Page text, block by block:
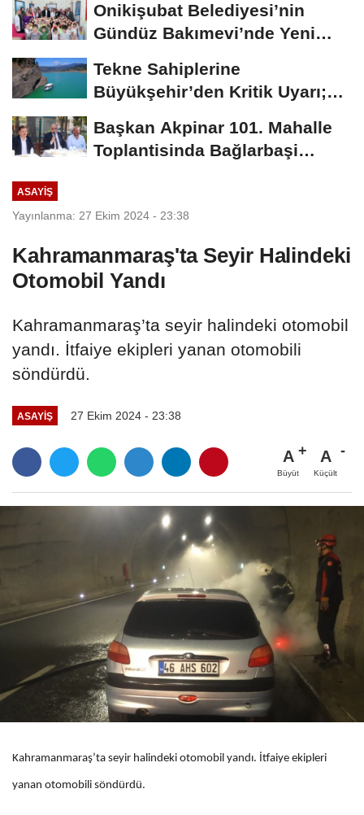
Onikişubat Belediyesi’nin
Gündüz Bakımevi’nde Yeni
Tekne Sahiplerine
Büyükşehir’den Kritik Uyarı;
Başkan Akpinar 101. Mahalle
Toplantisinda Bağlarbaşi
ASAYİŞ
Yayınlanma: 27 Ekim 2024 - 23:38
Kahramanmaraş'ta Seyir Halindeki
Otomobil Yandı
Kahramanmaraş’ta seyir halindeki otomobil
yandı. İtfaiye ekipleri yanan otomobili
söndürdü.
ASAYİŞ 27 Ekim 2024 - 23:38
A
Büyüt
A
Küçült
Kahramanmaraş’ta seyir halindeki otomobil yandı. İtfaiye ekipleri
yanan otomobili söndürdü.